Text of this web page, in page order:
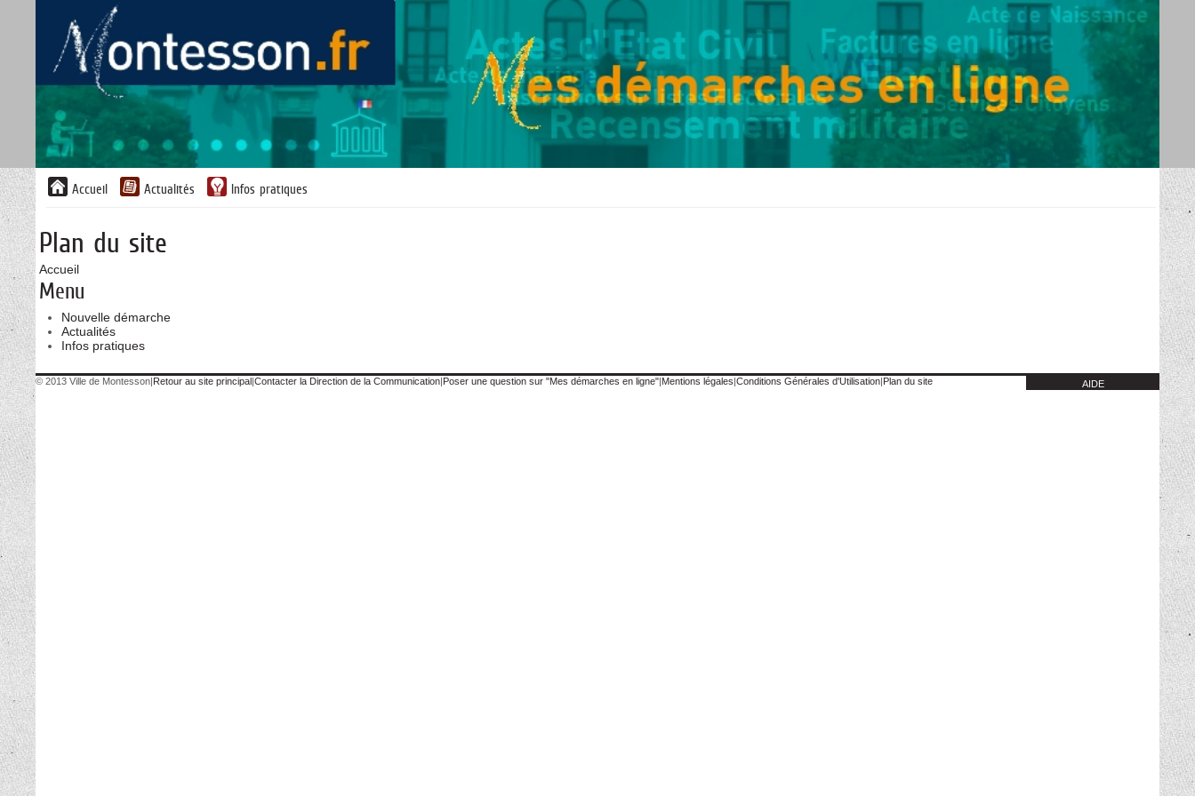
Liste
des
Accueil Actualités Infos pratiques
Plan du site
Accueil
Menu
Nouvelle démarche
Actualités
Infos pratiques
© 2013 Ville de Montesson Retour au site principal Contacter la Direction de la Communication Poser une question sur "Mes démarches en ligne" Mentions légales Conditions Générales d'Utilisation Plan du site AIDE